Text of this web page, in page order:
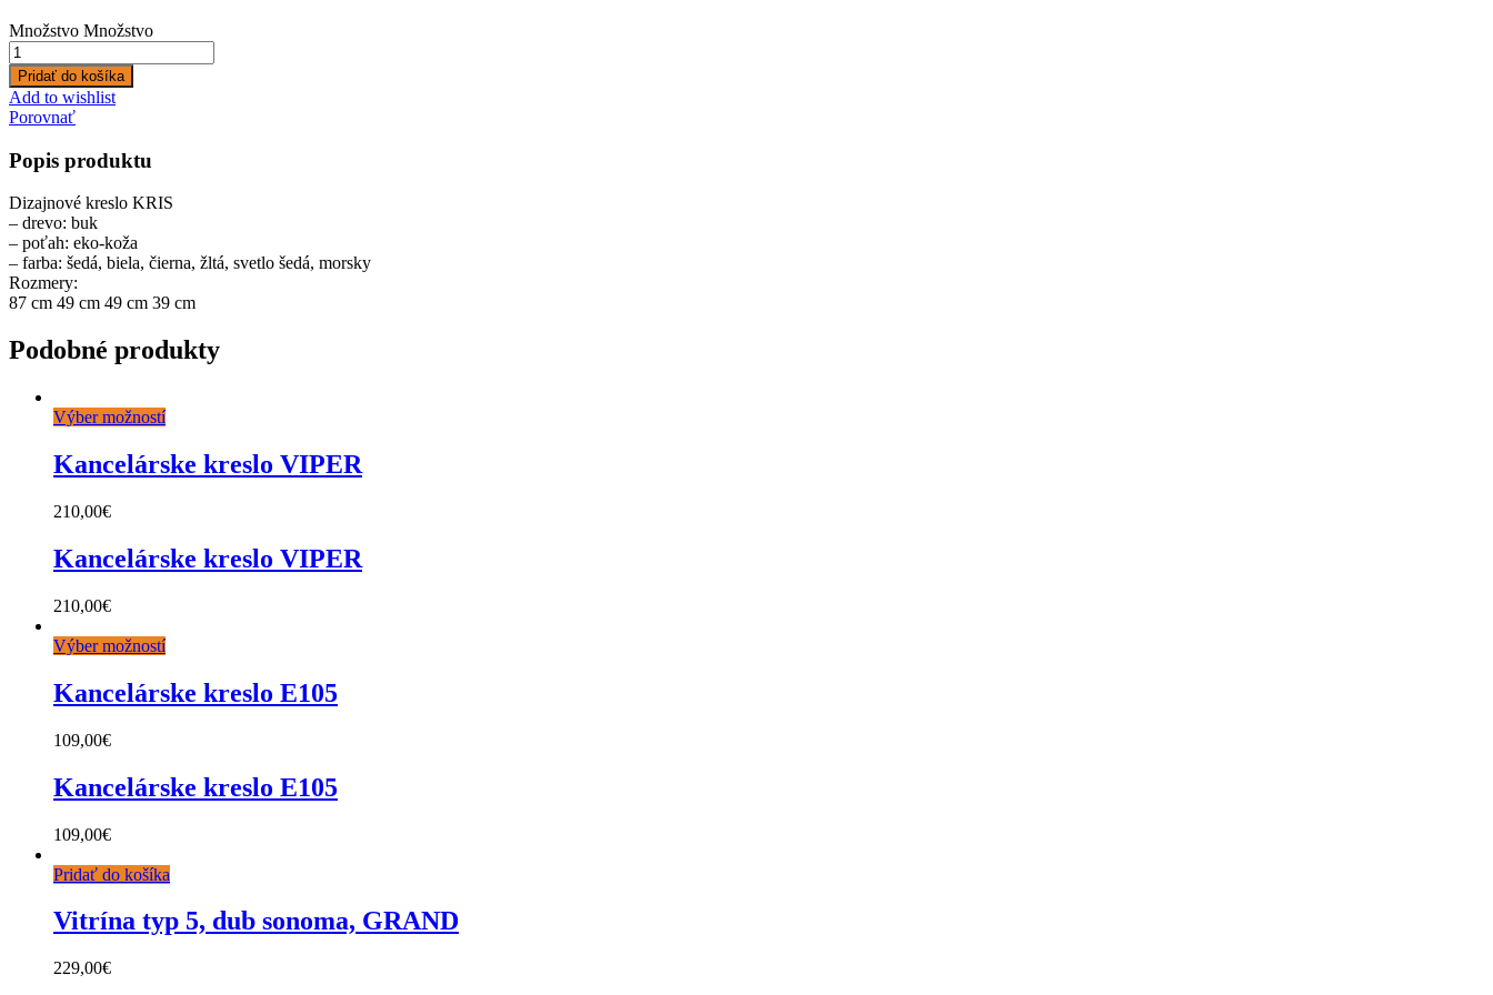
Množstvo Množstvo
Pridať do košíka
Add to wishlist
Porovnať
Popis produktu
Dizajnové kreslo KRIS
– drevo: buk
– poťah: eko-koža
– farba: šedá, biela, čierna, žltá, svetlo šedá, morsky
Rozmery:
87 cm 49 cm 49 cm 39 cm
Podobné produkty
Výber možností
Kancelárske kreslo VIPER
210,00€
Kancelárske kreslo VIPER
210,00€
Výber možností
Kancelárske kreslo E105
109,00€
Kancelárske kreslo E105
109,00€
Pridať do košíka
Vitrína typ 5, dub sonoma, GRAND
229,00€